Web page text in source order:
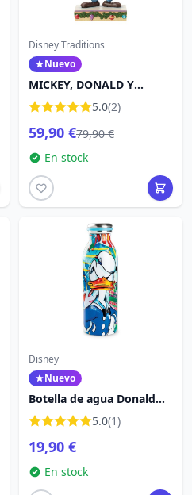
Disney Traditions
Nuevo
MICKEY, DONALD Y
GOOFIE APILADOS -
DISNEY TRADITIONS
5.0(2)
59,90 €79,90 €
En stock
Disney
Nuevo
Botella de agua Donald
500ml - Egan Disney
Home
5.0(1)
19,90 €
En stock